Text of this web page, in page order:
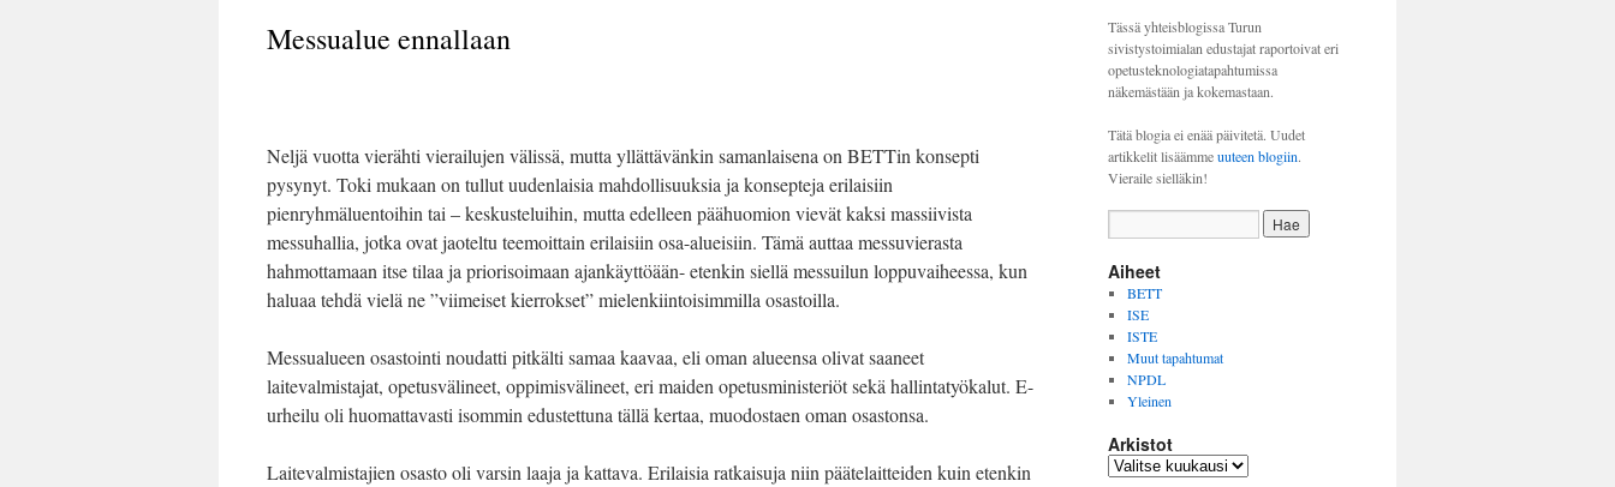
Messualue ennallaan
Neljä vuotta vierähti vierailujen välissä, mutta yllättävänkin samanlaisena on BETTin konsepti
pysynyt. Toki mukaan on tullut uudenlaisia mahdollisuuksia ja konsepteja erilaisiin
pienryhmäluentoihin tai – keskusteluihin, mutta edelleen päähuomion vievät kaksi massiivista
messuhallia, jotka ovat jaoteltu teemoittain erilaisiin osa-alueisiin. Tämä auttaa messuvierasta
hahmottamaan itse tilaa ja priorisoimaan ajankäyttöään- etenkin siellä messuilun loppuvaiheessa, kun
haluaa tehdä vielä ne ”viimeiset kierrokset” mielenkiintoisimmilla osastoilla.
Messualueen osastointi noudatti pitkälti samaa kaavaa, eli oman alueensa olivat saaneet
laitevalmistajat, opetusvälineet, oppimisvälineet, eri maiden opetusministeriöt sekä hallintatyökalut. E-
urheilu oli huomattavasti isommin edustettuna tällä kertaa, muodostaen oman osastonsa.
Laitevalmistajien osasto oli varsin laaja ja kattava. Erilaisia ratkaisuja niin päätelaitteiden kuin etenkin
Tässä yhteisblogissa Turun
sivistystoimialan edustajat raportoivat eri
opetusteknologiatapahtumissa
näkemästään ja kokemastaan.
Tätä blogia ei enää päivitetä. Uudet
artikkelit lisäämmeuuteen blogiin.
Vieraile sielläkin!
Aiheet
BETT
ISE
ISTE
Muut tapahtumat
NPDL
Yleinen
Arkistot
Arkistot